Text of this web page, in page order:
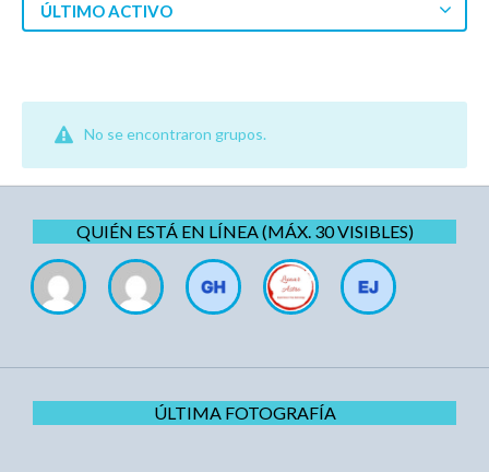
ÚLTIMO ACTIVO
No se encontraron grupos.
QUIÉN ESTÁ EN LÍNEA (MÁX. 30 VISIBLES)
ÚLTIMA FOTOGRAFÍA